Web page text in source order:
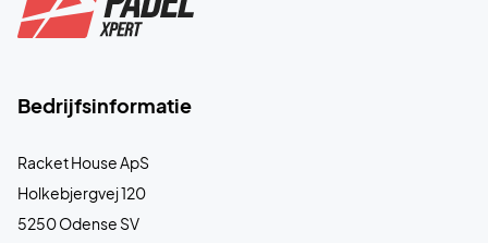
Bedrijfsinformatie
Racket House ApS
Holkebjergvej 120
5250 Odense SV